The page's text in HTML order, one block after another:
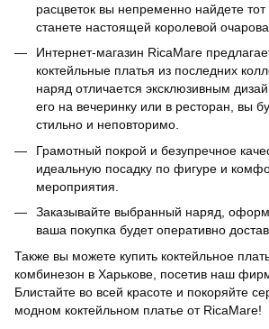
расцветок вы непременно найдете
станете настоящей королевой
Интернет-магазин RicaMare
коктейльные платья из последних
наряд отличается эксклюзивным
его на вечеринку или в ресторан, вы
стильно и неповторимо.
Грамотный покрой и безупречное
идеальную посадку по фигуре и
мероприятия.
Заказывайте выбранный наряд,
ваша покупка будет оперативно
Также вы можете купить коктейльное
комбинезон в Харькове, посетив наш
Блистайте во всей красоте и покоряйте
модном коктейльном платье от RicaMare!